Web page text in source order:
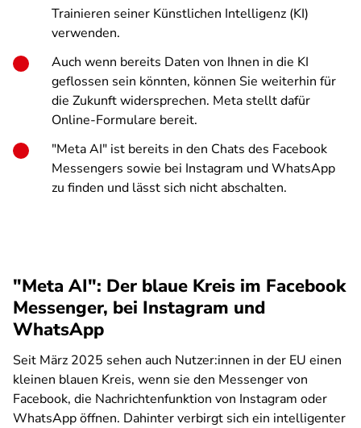
Trainieren seiner Künstlichen Intelligenz (KI)
verwenden.
Auch wenn bereits Daten von Ihnen in die KI
geflossen sein könnten, können Sie weiterhin für
die Zukunft widersprechen. Meta stellt dafür
Online-Formulare bereit.
"Meta AI" ist bereits in den Chats des Facebook
Messengers sowie bei Instagram und WhatsApp
zu finden und lässt sich nicht abschalten.
"Meta AI": Der blaue Kreis im Facebook
Messenger, bei Instagram und
WhatsApp
Seit März 2025 sehen auch Nutzer:innen in der EU einen
kleinen blauen Kreis, wenn sie den Messenger von
Facebook, die Nachrichtenfunktion von Instagram oder
WhatsApp öffnen. Dahinter verbirgt sich ein intelligenter